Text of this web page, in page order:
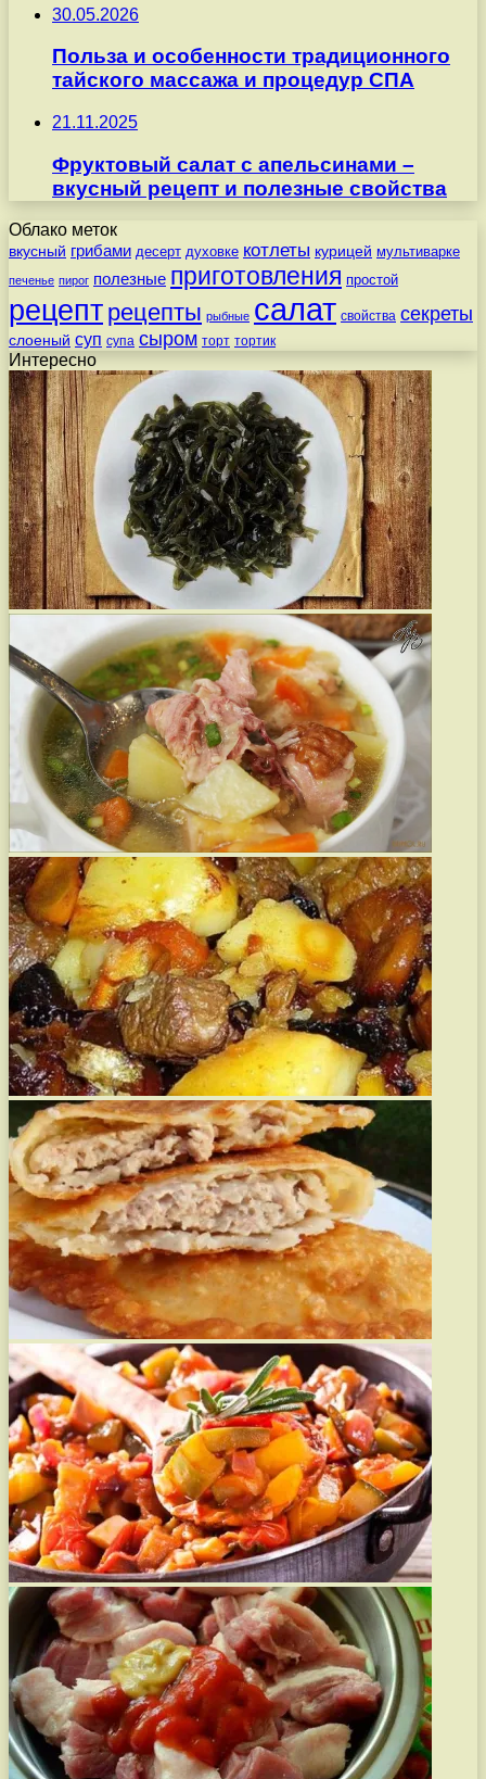
30.05.2026
Польза и особенности традиционного
тайского массажа и процедур СПА
21.11.2025
Фруктовый салат с апельсинами –
вкусный рецепт и полезные свойства
Облако меток
вкусный грибами десерт духовке котлеты курицей мультиварке
печенье пирог полезные приготовления простой
рецепт рецепты рыбные салат свойства секреты
слоеный суп супа сыром торт тортик
Интересно